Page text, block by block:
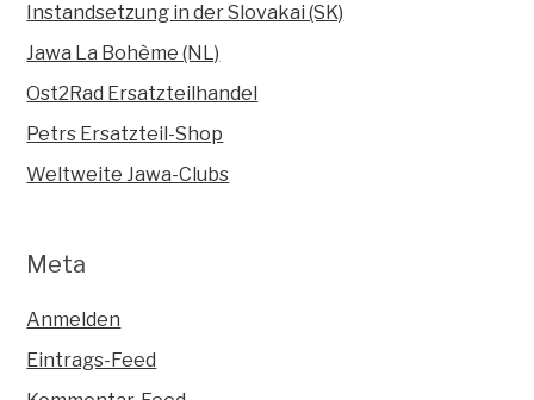
Instandsetzung in der Slovakai (SK)
Jawa La Bohème (NL)
Ost2Rad Ersatzteilhandel
Petrs Ersatzteil-Shop
Weltweite Jawa-Clubs
Meta
Anmelden
Eintrags-Feed